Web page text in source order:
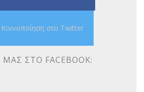
Κοινοποίηση στο Twitter
ΜΑΣ ΣΤΟ FACEBOOK: